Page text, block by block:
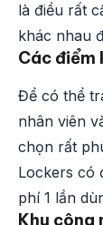
là điều rất
khác nhau
Các điểm
Để có thể
nhân viên
chọn rất
Lockers có
phí 1 lần
Khu công